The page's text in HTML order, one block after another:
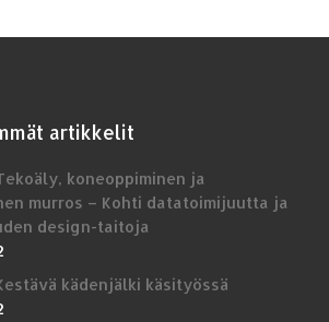
artikkelit
koneoppiminen ja
murros – Kohti datatoimijuutta ja
design-taitoja
kädenjälki käsityössä